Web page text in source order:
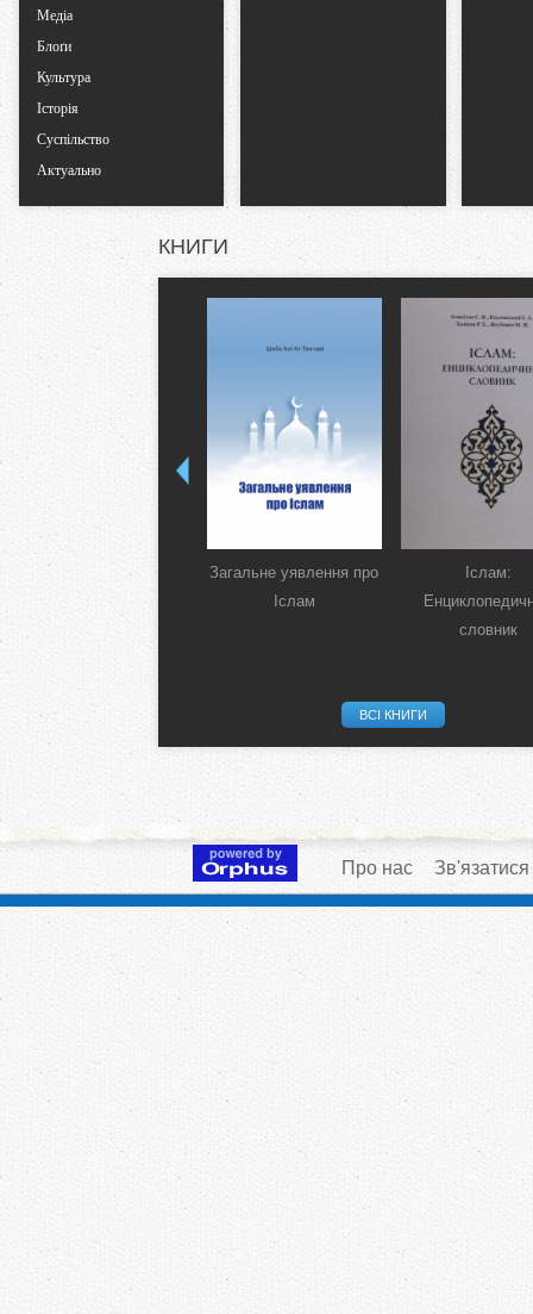
Медіа
Блоґи
Культура
Історія
Суспільство
Актуально
КНИГИ
Загальне уявлення про
Іслам
Іслам:
словник
ВСІ КНИГИ
Про нас